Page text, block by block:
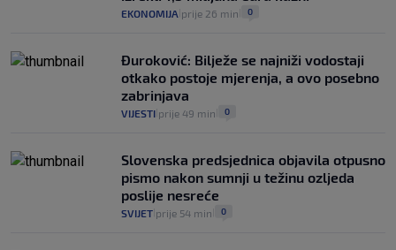
EKONOMIJA prije 26 min 0
Đuroković: Bilježe se najniži vodostaji
otkako postoje mjerenja, a ovo posebno
zabrinjava
VIJESTI prije 49 min 0
Slovenska predsjednica objavila otpusno
pismo nakon sumnji u težinu ozljeda
poslije nesreće
SVIJET prije 54 min 0